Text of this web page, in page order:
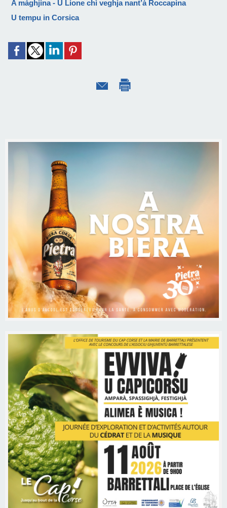
A màghjina - U Lione chì veghja nant’à Roccapina
U tempu in Corsica